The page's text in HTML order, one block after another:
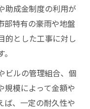
助成金制度の利用が
部特有の豪雨や地盤
的とした工事に対し
ビルの管理組合、個
規模によって金額や
ば、一定の耐久性や